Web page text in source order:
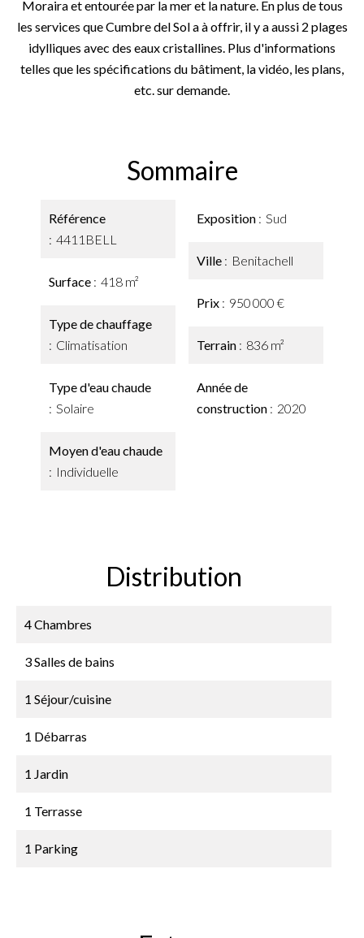
Moraira et entourée par la mer et la nature. En plus de tous
les services que Cumbre del Sol a à offrir, il y a aussi 2 plages
idylliques avec des eaux cristallines. Plus d'informations
telles que les spécifications du bâtiment, la vidéo, les plans,
etc. sur demande.
Sommaire
Référence
4411BELL
Surface 418 m²
Type de chauffage
Climatisation
Type d'eau chaude
Solaire
Moyen d'eau chaude
Individuelle
Exposition Sud
Ville Benitachell
Prix 950 000 €
Terrain 836 m²
Année de
construction
2020
Distribution
4 Chambres
3 Salles de bains
1 Séjour/cuisine
1 Débarras
1 Jardin
1 Terrasse
1 Parking